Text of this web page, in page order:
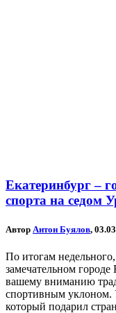
Екатеринбург –
спорта на седом
Автор Антон Буялов,
По итогам
замечательном городе
вашему вниманию
спортивным уклоном.
который подарил